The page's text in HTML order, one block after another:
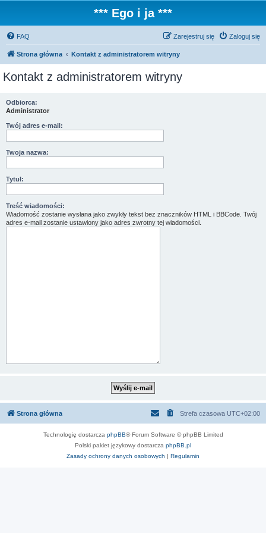
*** Ego i ja ***
FAQ Zaloguj się
Zarejestruj się
Strona główna Kontakt z administratorem witryny
Kontakt z administratorem witryny
Odbiorca:
Administrator
Twój adres e-mail:
Twoja nazwa:
Tytuł:
Treść wiadomości:
Wiadomość zostanie wysłana jako zwykły tekst bez znaczników HTML i BBCode. Twój
adres e-mail zostanie ustawiony jako adres zwrotny tej wiadomości.
Strona główna Strefa czasowa UTC+02:00
Technologię dostarcza phpBB® Forum Software © phpBB Limited
Polski pakiet językowy dostarcza phpBB.pl
Zasady ochrony danych osobowych | Regulamin